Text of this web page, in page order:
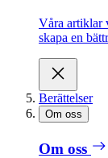
Våra artiklar
skapa en
Berättelser
Om oss
Om oss